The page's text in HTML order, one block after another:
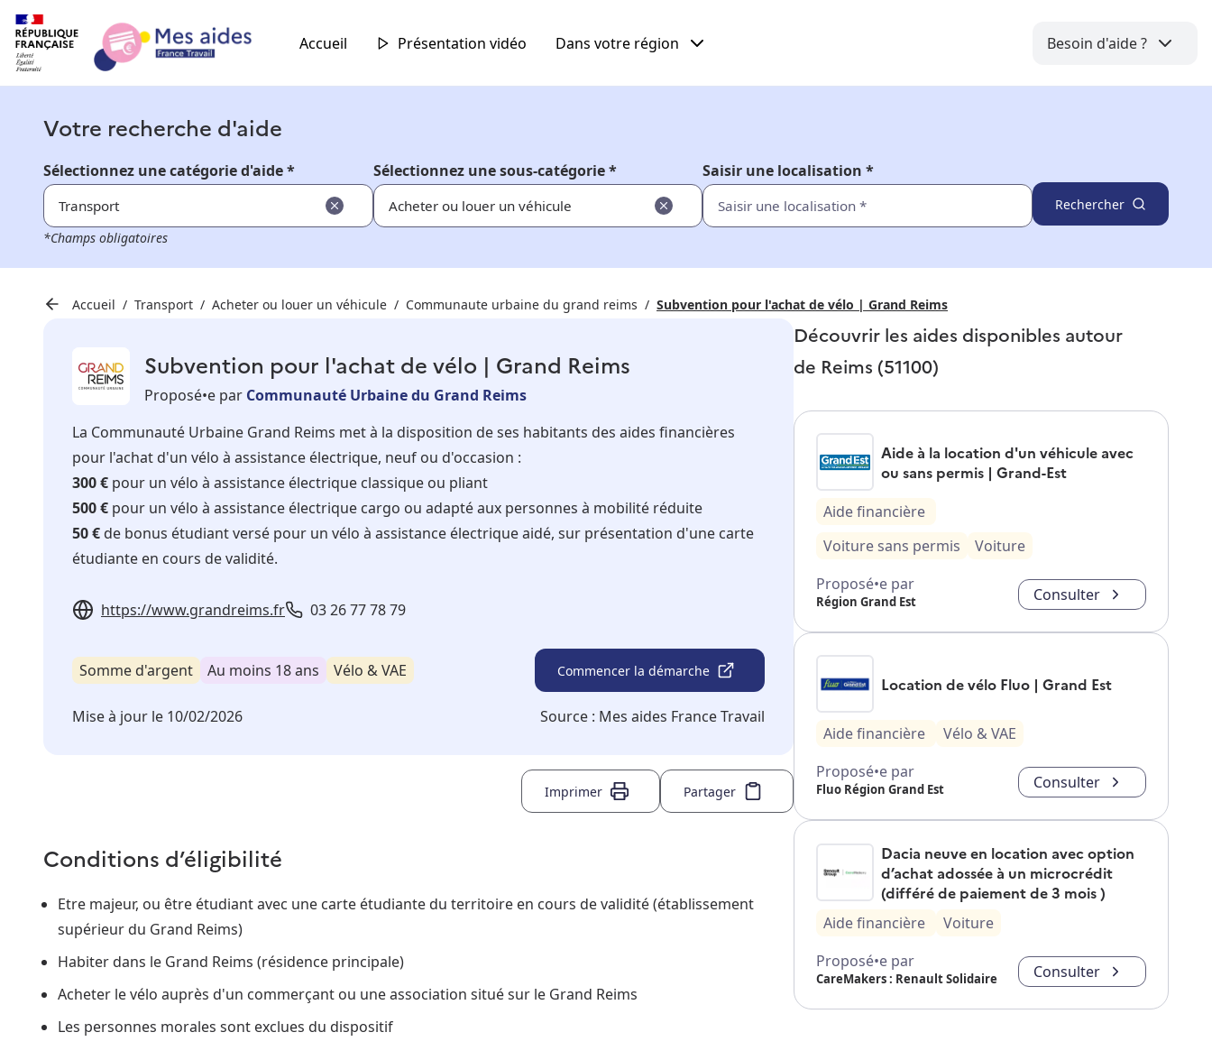
Accueil Présentation vidéo Dans votre région Besoin d'aide ?
Votre recherche d'aide
Sélectionnez une catégorie d'aide *
Transport
Sélectionnez une sous-catégorie *
Acheter ou louer un véhicule
Saisir une localisation *
Rechercher
*Champs obligatoires
Accueil Transport Acheter ou louer un véhicule Communaute urbaine du grand reims Subvention pour l'achat de vélo | Grand Reims
Subvention pour l'achat de vélo | Grand Reims
Proposé•e par Communauté Urbaine du Grand Reims
La Communauté Urbaine Grand Reims met à la disposition de ses habitants des aides financières
pour l'achat d'un vélo à assistance électrique, neuf ou d'occasion :
300 € pour un vélo à assistance électrique classique ou pliant
500 € pour un vélo à assistance électrique cargo ou adapté aux personnes à mobilité réduite
50 € de bonus étudiant versé pour un vélo à assistance électrique aidé, sur présentation d'une carte
étudiante en cours de validité.
https://www.grandreims.fr 03 26 77 78 79
Somme d'argent Au moins 18 ans Vélo & VAE Commencer la démarche
Mise à jour le 10/02/2026 Source : Mes aides France Travail
Imprimer Partager
Conditions d’éligibilité
Etre majeur, ou être étudiant avec une carte étudiante du territoire en cours de validité (établissement
supérieur du Grand Reims)
Habiter dans le Grand Reims (résidence principale)
Acheter le vélo auprès d'un commerçant ou une association situé sur le Grand Reims
Les personnes morales sont exclues du dispositif
Découvrir les aides disponibles autour
de Reims (51100)
Aide à la location d'un véhicule avec
ou sans permis | Grand-Est
Aide financière
Voiture sans permis
Voiture
Proposé•e par
Région Grand Est Consulter
Location de vélo Fluo | Grand Est
Aide financière
Vélo & VAE
Proposé•e par
Fluo Région Grand Est Consulter
Dacia neuve en location avec option
d’achat adossée à un microcrédit
(différé de paiement de 3 mois )
Aide financière
Voiture
Proposé•e par
CareMakers : Renault Solidaire Consulter